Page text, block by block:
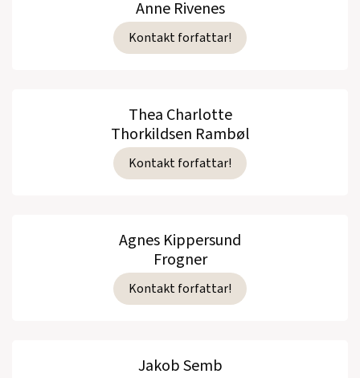
Anne Rivenes
Kontakt forfattar!
Thea Charlotte
Thorkildsen Rambøl
Kontakt forfattar!
Agnes Kippersund
Frogner
Kontakt forfattar!
Jakob Semb